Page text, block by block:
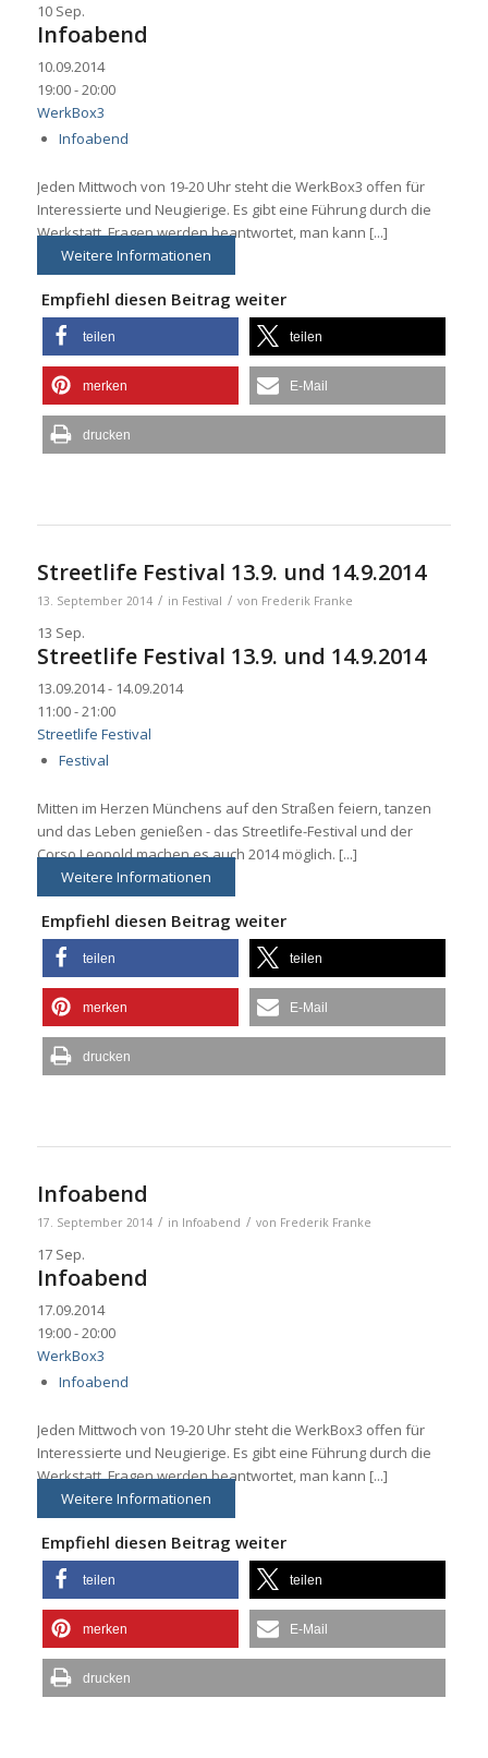
10 Sep.
Infoabend
10.09.2014
19:00 - 20:00
WerkBox3
Infoabend
Jeden Mittwoch von 19-20 Uhr steht die WerkBox3 offen für
Interessierte und Neugierige. Es gibt eine Führung durch die
Werkstatt, Fragen werden beantwortet, man kann [...]
Weitere Informationen
Empfiehl diesen Beitrag weiter
teilen teilen
merken E-Mail
drucken
Streetlife Festival 13.9. und 14.9.2014
13. September 2014 / in Festival / von Frederik Franke
13 Sep.
Streetlife Festival 13.9. und 14.9.2014
13.09.2014 - 14.09.2014
11:00 - 21:00
Streetlife Festival
Festival
Mitten im Herzen Münchens auf den Straßen feiern, tanzen
und das Leben genießen - das Streetlife-Festival und der
Corso Leopold machen es auch 2014 möglich. [...]
Weitere Informationen
Empfiehl diesen Beitrag weiter
teilen teilen
merken E-Mail
drucken
Infoabend
17. September 2014 / in Infoabend / von Frederik Franke
17 Sep.
Infoabend
17.09.2014
19:00 - 20:00
WerkBox3
Infoabend
Jeden Mittwoch von 19-20 Uhr steht die WerkBox3 offen für
Interessierte und Neugierige. Es gibt eine Führung durch die
Werkstatt, Fragen werden beantwortet, man kann [...]
Weitere Informationen
Empfiehl diesen Beitrag weiter
teilen teilen
merken E-Mail
drucken